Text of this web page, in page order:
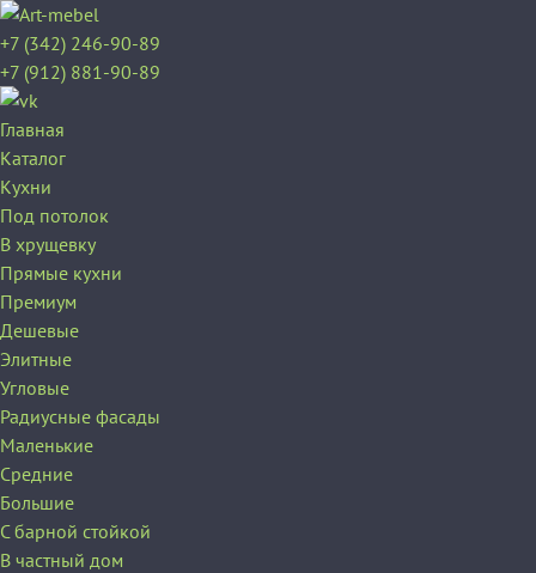
+7 (342) 246-90-89
+7 (912) 881-90-89
Главная
Каталог
Кухни
Под потолок
В хрущевку
Прямые кухни
Премиум
Дешевые
Элитные
Угловые
Радиусные фасады
Маленькие
Средние
Большие
С барной стойкой
В частный дом